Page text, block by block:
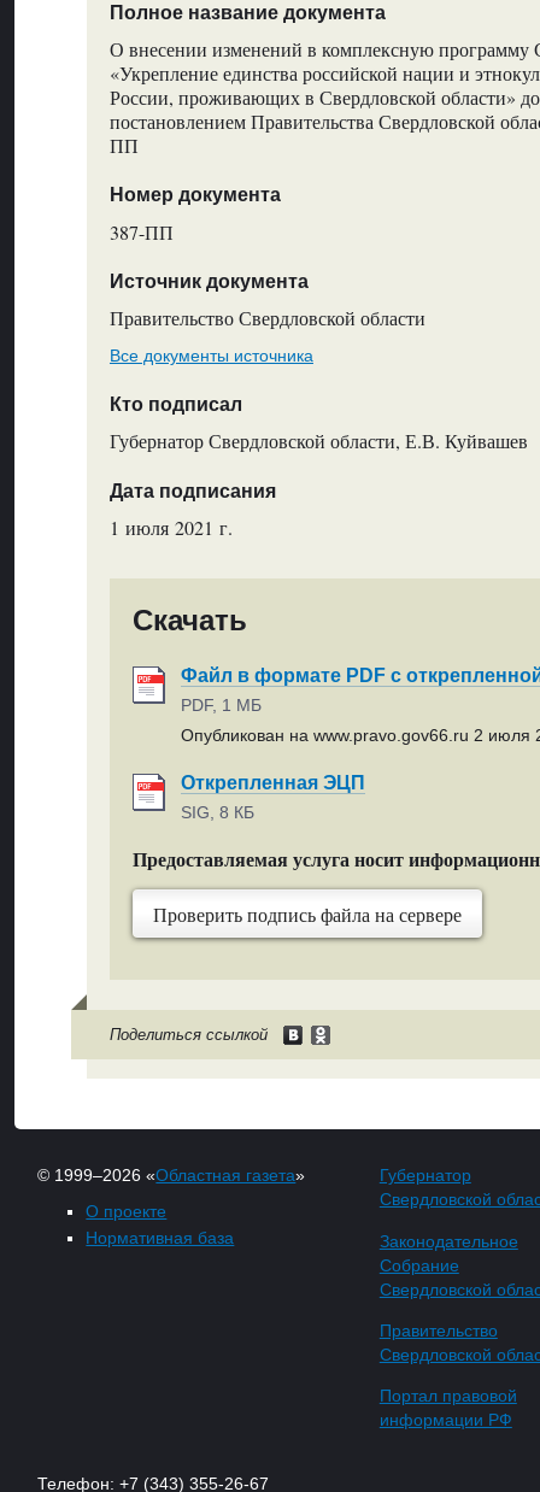
Полное название документа
О внесении изменений в комплексную программу
«Укрепление единства российской нации и
России, проживающих в Свердловской области»
постановлением Правительства Свердловской
ПП
Номер документа
387-ПП
Источник документа
Правительство Свердловской области
Все документы источника
Кто подписал
Губернатор Свердловской области, Е.В. Куйвашев
Дата подписания
1 июля 2021 г.
Скачать
Файл в формате PDF с
PDF, 1 МБ
Опубликован на www.pravo.gov66.ru 2 июля
Открепленная ЭЦП
SIG, 8 КБ
Предоставляемая услуга носит
Проверить подпись файла на сервере
Поделиться ссылкой
© 1999–2026 «Областная газета»
О проекте
Нормативная база
Губернатор
Свердловской
Законодательное
Собрание
Свердловской
Правительство
Свердловской
Портал правовой
информации РФ
Телефон: +7 (343) 355-26-67